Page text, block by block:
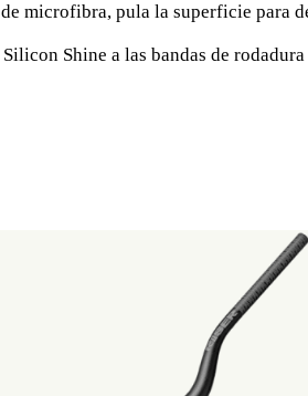
microfibra, pula la superficie para
Shine a las bandas de